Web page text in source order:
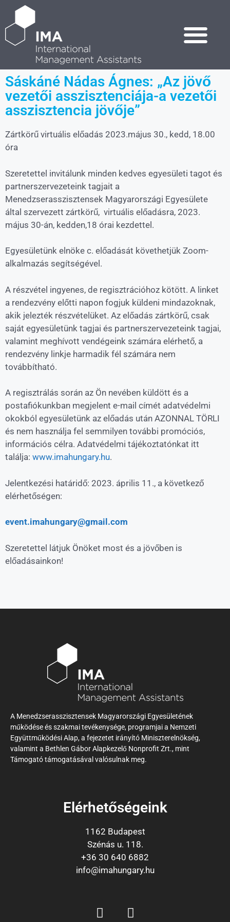
Sáskáné Nádas Ágnes: „Az jövő
vezetői asszisztenciája-a vezetői
asszisztencia jövője”
Zártkörű virtuális előadás 2023.május 30., kedd, 18.00
óra
Szeretettel invitálunk minden kedves egyesületi tagot és
partnerszervezeteink tagjait a
Menedzserasszisztensek Magyarországi Egyesülete
által szervezett zártkörű, virtuális előadásra, 2023.
május 30-án, kedden,18 órai kezdettel.
Egyesületünk elnöke c. előadását követhetjük Zoom-
alkalmazás segítségével.
A részvétel ingyenes, de regisztrációhoz kötött. A linket
a rendezvény előtti napon fogjuk küldeni mindazoknak,
akik jelezték részvételüket. Az előadás zártkörű, csak
saját egyesületünk tagjai és partnerszervezeteink tagjai,
valamint meghívott vendégeink számára elérhető, a
rendezvény linkje harmadik fél számára nem
továbbítható.
A regisztrálás során az Ön nevében küldött és a
postafiókunkban megjelent e-mail címét adatvédelmi
okokból egyesületünk az előadás után AZONNAL TÖRLI
és nem használja fel semmilyen további promóciós,
információs célra. Adatvédelmi tájékoztatónkat itt
találja: www.imahungary.hu.
Jelentkezési határidő: 2023. április 11., a következő
elérhetőségen:
event.imahungary@gmail.com
Szeretettel látjuk Önöket most és a jövőben is
előadásainkon!
A Menedzserasszisztensek Magyarországi Egyesületének
működése és szakmai tevékenysége, programjai a Nemzeti
Együttműködési Alap, a fejezetet irányító Miniszterelnökség,
valamint a Bethlen Gábor Alapkezelő Nonprofit Zrt., mint
Támogató támogatásával valósulnak meg.
Elérhetőségeink
1162 Budapest
Szénás u. 118.
+36 30 640 6882
info@imahungary.hu